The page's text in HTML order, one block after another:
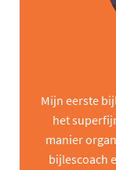
Mijn eerste
het
manier
bijlescoach